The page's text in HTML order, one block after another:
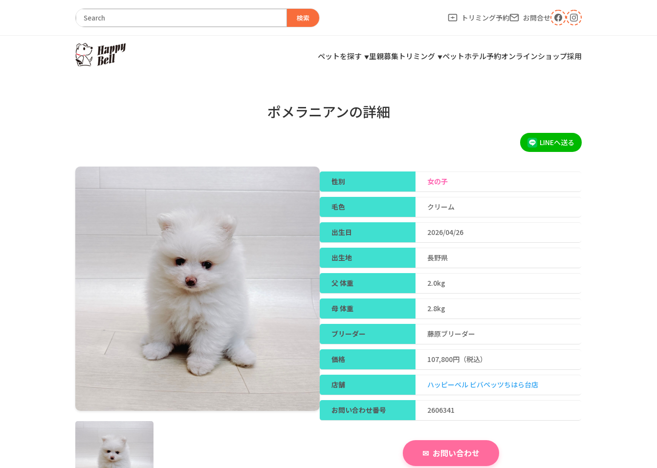
検索 トリミング予約 お問合せ
ペットを探す 里親募集トリミング ペットホテル予約オンラインショップ採用
ポメラニアンの詳細
LINEへ送る
性別 女の子
毛色 クリーム
出生日 2026/04/26
出生地 長野県
父 体重 2.0kg
母 体重 2.8kg
ブリーダー 藤原ブリーダー
価格 107,800円（税込）
店舗 ハッピーベル ビバペッツちはら台店
お問い合わせ番号 2606341
お問い合わせ